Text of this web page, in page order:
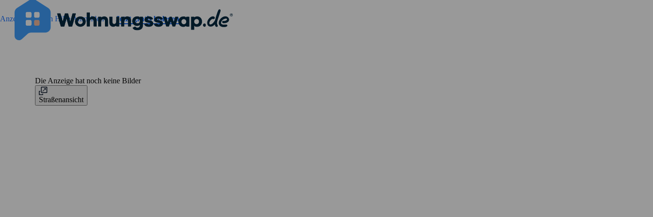
Geh zu der Seiteinhalt
Anzeigen suchen Hilfe Anmelden Jetzt gratis loslegen
Die Anzeige hat noch keine Bilder
Straßenansicht